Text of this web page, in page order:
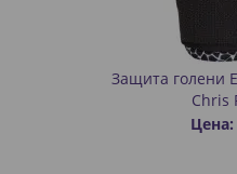
Защита голени
Chris
Цена: